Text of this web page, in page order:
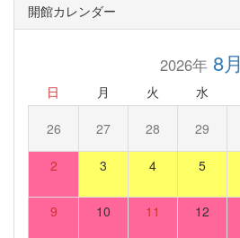
開館カレンダー
2026年8月
日 月 火 水
26 27 28 29
2 3 4 5
9 10 11 12